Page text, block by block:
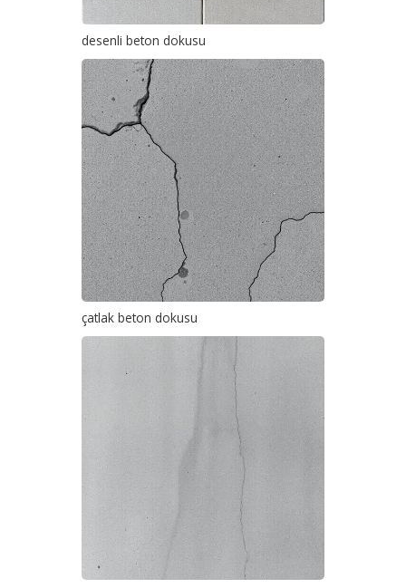
desenli beton dokusu
çatlak beton dokusu